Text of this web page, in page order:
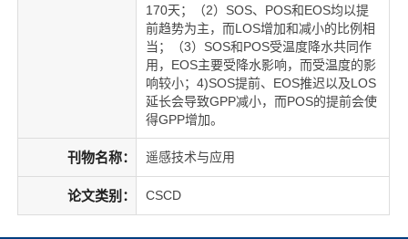
170天；（2）SOS、POS和EOS均以提
前趋势为主，而LOS增加和减小的比例相
当；（3）SOS和POS受温度降水共同作
用，EOS主要受降水影响，而受温度的影
响较小；4)SOS提前、EOS推迟以及LOS
延长会导致GPP减小，而POS的提前会使
得GPP增加。
刊物名称： 遥感技术与应用
论文类别： CSCD